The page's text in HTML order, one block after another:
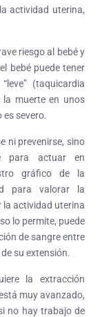
actividad uterina,
riesgo al bebé y
bebé puede tener
(taquicardia
muerte en unos
severo.
ni prevenirse, sino
para actuar en
gráfico de la
para valorar la
la actividad uterina
lo permite, puede
de sangre entre
su extensión.
la extracción
muy avanzado,
no hay trabajo de